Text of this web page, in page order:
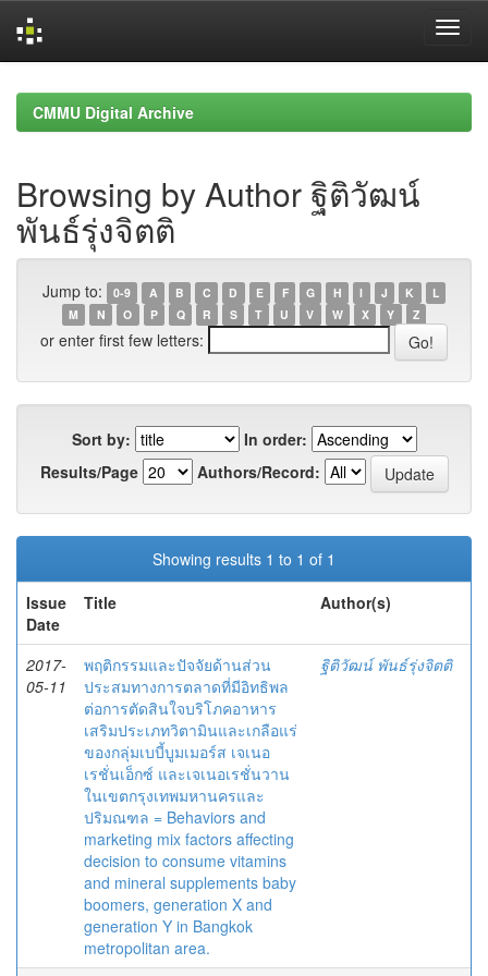
navigationCMMU Digital Archive
Browsing by Author ฐิติวัฒน์
พันธ์รุ่งจิตติ
Jump to: 0-9 A B C D E F G H I J K
L
M
N O P Q R S T U V W X Y Z
or enter first few letters:
Sort by:
In order:
Results/Page
Authors/Record:
Showing results 1 to 1 of 1
Issue
Date
Title Author(s)
2017-
05-11
พฤติกรรมและปัจจัยด้านส่วน
ประสมทางการตลาดที่มีอิทธิพล
ต่อการตัดสินใจบริโภคอาหาร
เสริมประเภทวิตามินและเกลือแร่
ของกลุ่มเบบี้บูมเมอร์ส เจเนอ
เรชั่นเอ็กซ์ และเจเนอเรชั่นวาน
ในเขตกรุงเทพมหานครและ
ปริมณฑล = Behaviors and
marketing mix factors affecting
decision to consume vitamins
and mineral supplements baby
boomers, generation X and
generation Y in Bangkok
metropolitan area.
ฐิติวัฒน์ พันธ์รุ่งจิตติ